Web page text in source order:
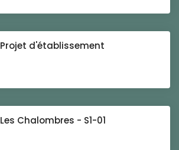
Projet d'établissement
Les Chalombres - S1-01